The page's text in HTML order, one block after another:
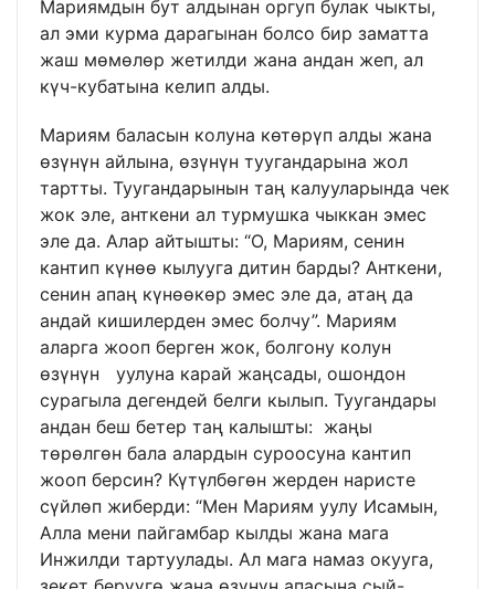
Мариямдын бут алдынан оргуп булак чыкты,
ал эми курма дарагынан болсо бир заматта
жаш мөмөлөр жетилди жана андан жеп, ал
күч-кубатына келип алды.
Мариям баласын колуна көтөрүп алды жана
өзүнүн айлына, өзүнүн туугандарына жол
тартты. Туугандарынын таң калууларында чек
жок эле, анткени ал турмушка чыккан эмес
эле да. Алар айтышты: “О, Мариям, сенин
кантип күнөө кылууга дитин барды? Анткени,
сенин апаң күнөөкөр эмес эле да, атаң да
андай кишилерден эмес болчу”. Мариям
аларга жооп берген жок, болгону колун
өзүнүн уулуна карай жаңсады, ошондон
сурагыла дегендей белги кылып. Туугандары
андан беш бетер таң калышты: жаңы
төрөлгөн бала алардын суроосуна кантип
жооп берсин? Күтүлбөгөн жерден наристе
сүйлөп жиберди: “Мен Мариям уулу Исамын,
Алла мени пайгамбар кылды жана мага
Инжилди тартуулады. Ал мага намаз окууга,